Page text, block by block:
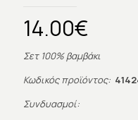
14.00€
Σετ 100% βαμβάκι
Κωδικός προϊόντος:
Συνδυασμοί: